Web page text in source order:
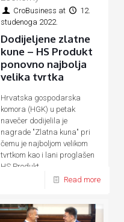
CroBusiness at
12.
studenoga 2022.
Dodijeljene zlatne
kune – HS Produkt
ponovno najbolja
velika tvrtka
Hrvatska gospodarska
komora (HGK) u petak
navečer dodijelila je
nagrade "Zlatna kuna" pri
čemu je najboljom velikom
tvrtkom kao i lani proglašen
HS Produkt
Read more